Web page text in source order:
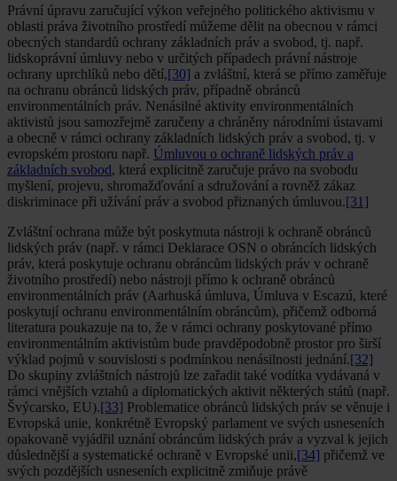
Právní úpravu zaručující výkon veřejného politického aktivismu v
oblasti práva životního prostředí můžeme dělit na obecnou v rámci
obecných standardů ochrany základních práv a svobod, tj. např.
lidskoprávní úmluvy nebo v určitých případech právní nástroje
ochrany uprchlíků nebo dětí,[30] a zvláštní, která se přímo zaměřuje
na ochranu obránců lidských práv, případně obránců
environmentálních práv. Nenásilné aktivity environmentálních
aktivistů jsou samozřejmě zaručeny a chráněny národními ústavami
a obecně v rámci ochrany základních lidských práv a svobod, tj. v
evropském prostoru např. Úmluvou o ochraně lidských práv a
základních svobod, která explicitně zaručuje právo na svobodu
myšlení, projevu, shromažďování a sdružování a rovněž zákaz
diskriminace při užívání práv a svobod přiznaných úmluvou.[31]
Zvláštní ochrana může být poskytnuta nástroji k ochraně obránců
lidských práv (např. v rámci Deklarace OSN o obráncích lidských
práv, která poskytuje ochranu obráncům lidských práv v ochraně
životního prostředí) nebo nástroji přímo k ochraně obránců
environmentálních práv (Aarhuská úmluva, Úmluva v Escazú, které
poskytují ochranu environmentálním obráncům), přičemž odborná
literatura poukazuje na to, že v rámci ochrany poskytované přímo
environmentálním aktivistům bude pravděpodobně prostor pro širší
výklad pojmů v souvislosti s podmínkou nenásilnosti jednání.[32]
Do skupiny zvláštních nástrojů lze zařadit také vodítka vydávaná v
rámci vnějších vztahů a diplomatických aktivit některých států (např.
Švýcarsko, EU).[33] Problematice obránců lidských práv se věnuje i
Evropská unie, konkrétně Evropský parlament ve svých usneseních
opakovaně vyjádřil uznání obráncům lidských práv a vyzval k jejich
důslednější a systematické ochraně v Evropské unii,[34] přičemž ve
svých pozdějších usneseních explicitně zmiňuje právě